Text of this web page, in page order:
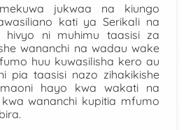
jukwaa na kiungo
kati ya Serikali na
hivyo ni muhimu taasisi za
wananchi na wadau wake
huu kuwasilisha kero au
pia taasisi nazo zihakikishe
maoni hayo kwa wakati na
wananchi kupitia mfumo